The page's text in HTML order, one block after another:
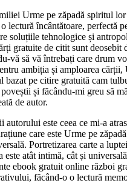
Urme pe zăpadă spiritul
lectură încântătoare, perfectă
soluțiile tehnologice și
gratuite de citit sunt deosebit
vă să vă întrebați care drum
ambiția și amploarea cărții,
bazat pe citire gratuită cam
și făcându-mi greu să
de autor.
autorului este ceea ce mi-a
care este Urme pe
Portretizarea carte a
este atât intimă, cât și
ebook gratuit online război
făcând-o o lectură